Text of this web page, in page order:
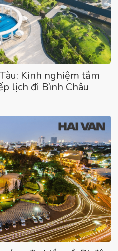
Kinh nghiệm tắm
lịch đi Bình Châu